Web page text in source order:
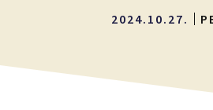
2024.10.27.